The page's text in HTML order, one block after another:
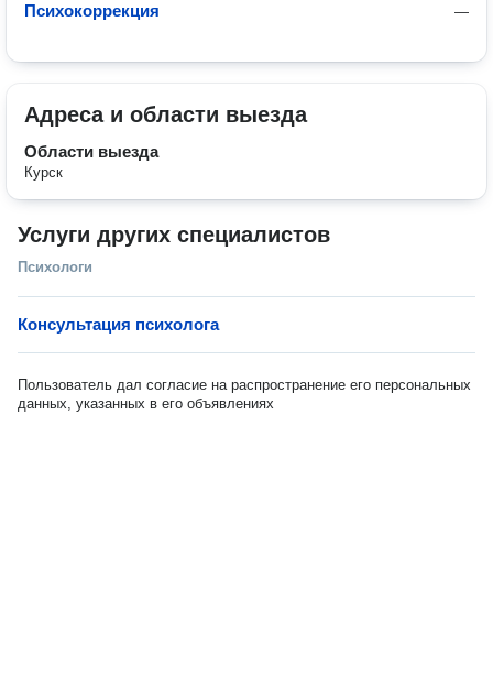
—
Психокоррекция
Адреса и области выезда
Области выезда
Курск
Услуги других специалистов
Психологи
Консультация психолога
Пользователь дал согласие на распространение его персональных
данных, указанных в его объявлениях